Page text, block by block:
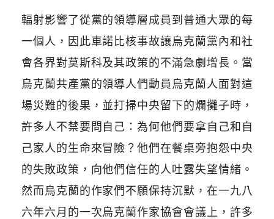
輻射影響了從黨的領導層成員到普通大眾的每
一個人，因此車諾比核事故讓烏克蘭黨內和社
會各界對莫斯科及其政策的不滿急劇增長。當
烏克蘭共產黨的領導人們動員烏克蘭人面對這
場災難的後果，並打掃中央留下的爛攤子時，
許多人不禁要問自己：為何他們要拿自己和自
己家人的生命來冒險？他們在餐桌旁抱怨中央
的失敗政策，向他們信任的人吐露失望情緒。
然而烏克蘭的作家們不願保持沉默，在一九八
六年六月的一次烏克蘭作家協會會議上，許多